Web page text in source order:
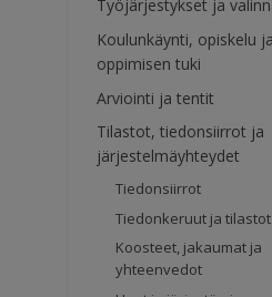
Työjärjestykset ja
Koulunkäynti, opiskelu ja
oppimisen tuki
Arviointi ja tentit
Tilastot, tiedonsiirrot ja
järjestelmäyhteydet
Tiedonsiirrot
Tiedonkeruut ja tilastot
Koosteet, jakaumat ja
yhteenvedot